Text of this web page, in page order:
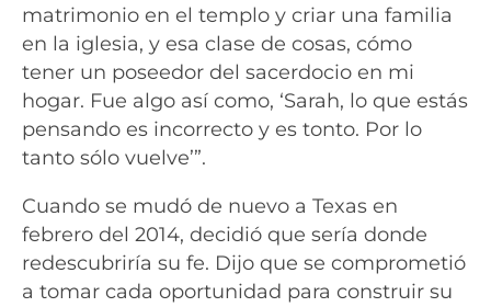
matrimonio en el templo y criar una familia
en la iglesia, y esa clase de cosas, cómo
tener un poseedor del sacerdocio en mi
hogar. Fue algo así como, ‘Sarah, lo que estás
pensando es incorrecto y es tonto. Por lo
tanto sólo vuelve’”.
Cuando se mudó de nuevo a Texas en
febrero del 2014, decidió que sería donde
redescubriría su fe. Dijo que se comprometió
a tomar cada oportunidad para construir su